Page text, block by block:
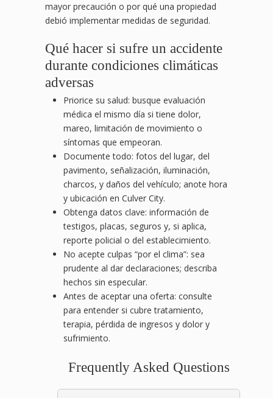
mayor precaución o por qué una propiedad
debió implementar medidas de seguridad.
Qué hacer si sufre un accidente
durante condiciones climáticas
adversas
Priorice su salud: busque evaluación
médica el mismo día si tiene dolor,
mareo, limitación de movimiento o
síntomas que empeoran.
Documente todo: fotos del lugar, del
pavimento, señalización, iluminación,
charcos, y daños del vehículo; anote hora
y ubicación en Culver City.
Obtenga datos clave: información de
testigos, placas, seguros y, si aplica,
reporte policial o del establecimiento.
No acepte culpas “por el clima”: sea
prudente al dar declaraciones; describa
hechos sin especular.
Antes de aceptar una oferta: consulte
para entender si cubre tratamiento,
terapia, pérdida de ingresos y dolor y
sufrimiento.
Frequently Asked Questions